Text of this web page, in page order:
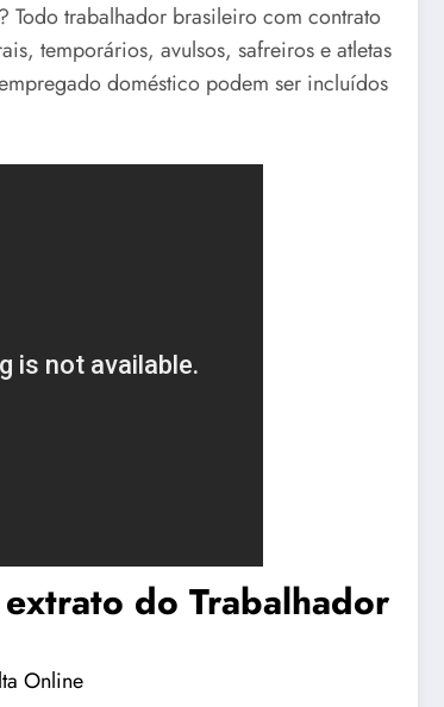
Todo trabalhador brasileiro com contrato
temporários, avulsos, safreiros e atletas
doméstico podem ser incluídos
do Trabalhador